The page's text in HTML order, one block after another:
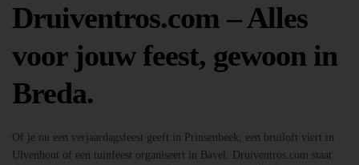
Druiventros.com – Alles
voor jouw feest, gewoon in
Breda.
Of je nu een verjaardagsfeest geeft in Prinsenbeek, een bruiloft viert in
Ulvenhout of een tuinfeest organiseert in Bavel: Druiventros.com staat